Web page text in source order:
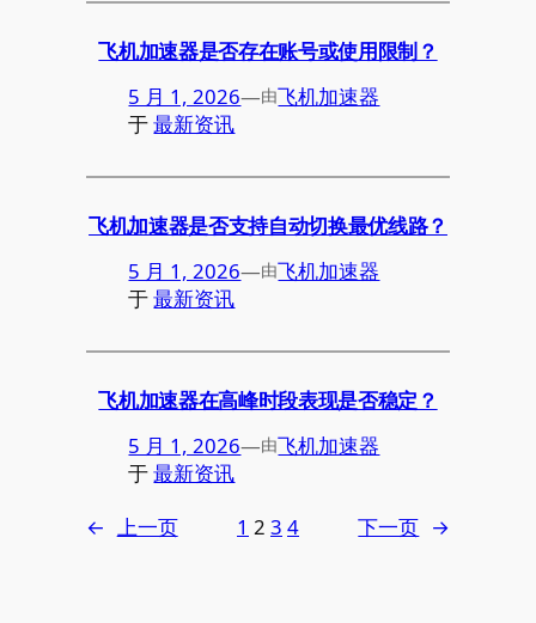
飞机加速器是否存在账号或使用限制？
5 月 1, 2026—由飞机加速器
于最新资讯
飞机加速器是否支持自动切换最优线路？
5 月 1, 2026—由飞机加速器
于最新资讯
飞机加速器在高峰时段表现是否稳定？
5 月 1, 2026—由飞机加速器
于最新资讯
← 上一页 1 2 3 4 下一页 →